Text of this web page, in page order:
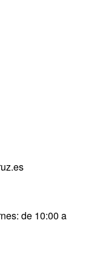
de 10:00 a